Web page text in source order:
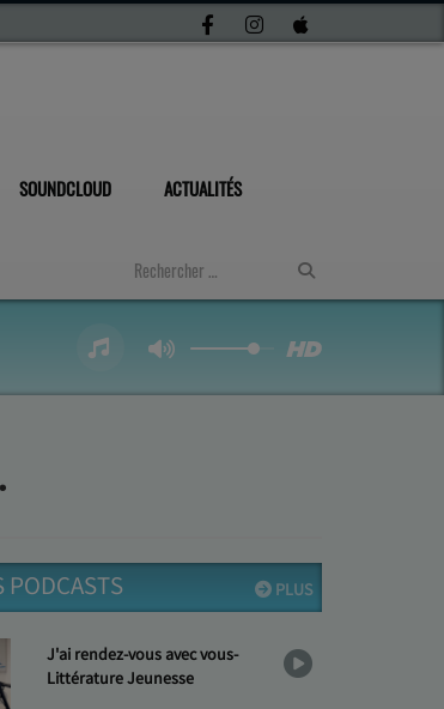
SOUNDCLOUD ACTUALITÉS
PLUS
PODCASTS
J'ai rendez-vous avec vous-
Littérature Jeunesse